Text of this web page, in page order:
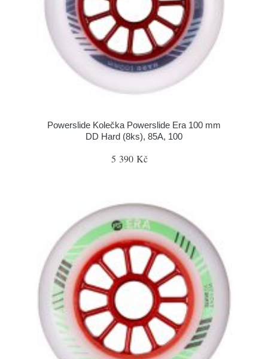
Powerslide Kolečka Powerslide Era 100 mm
DD Hard (8ks), 85A, 100
5 390 Kč